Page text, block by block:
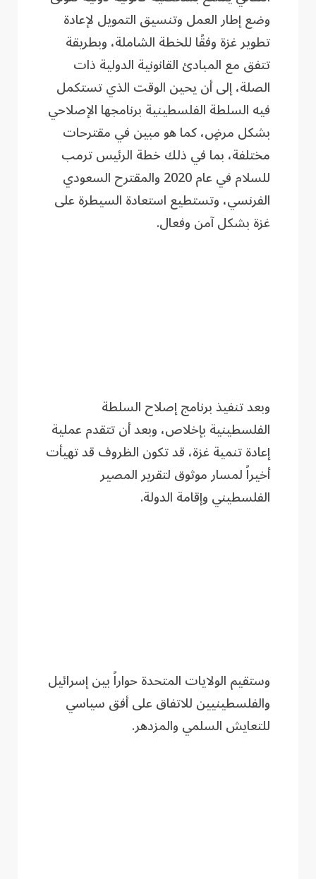
وضع إطار العمل وتنسيق التمويل لإعادة
تطوير غزة وفقًا للخطة الشاملة، وبطريقة
تتفق مع المبادئ القانونية الدولية ذات
الصلة، إلى أن يحين الوقت الذي تستكمل
فيه السلطة الفلسطينية برنامجها الإصلاحي
بشكل مرضٍ، كما هو مبين في مقترحات
مختلفة، بما في ذلك خطة الرئيس ترمب
للسلام في عام 2020 والمقترح السعودي
الفرنسي، وتستطيع استعادة السيطرة على
غزة بشكل آمن وفعال.
وبعد تنفيذ برنامج إصلاح السلطة
الفلسطينية بإخلاص، وبعد أن تتقدم عملية
إعادة تنمية غزة، قد تكون الظروف قد تهيأت
أخيراً لمسار موثوق لتقرير المصير
الفلسطيني وإقامة الدولة.
وستقيم الولايات المتحدة حواراً بين إسرائيل
والفلسطينيين للاتفاق على أفق سياسي
للتعايش السلمي والمزدهر.